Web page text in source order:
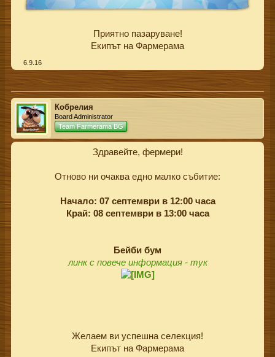
Приятно пазаруване!
Екипът на Фармерама​
6.9.16
Кобрелия
Board Administrator
Team Farmerama BG
Здравейте, фермери!
Отново ни очаква едно малко събитие:
Начало: 07 септември в 12:00 часа
Край: 08 септември в 13:00 часа
Бейби бум
линк с повече информация - тук
Желаем ви успешна селекция!
Екипът на Фармерама​